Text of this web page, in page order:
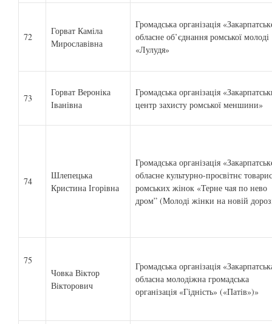
72
Горват Каміла
Мирославівна
Громадська організація
обласне об’єднання ромської молоді
«Лулудя»
73
Горват Вероніка
Іванівна
Громадська організація
центр захисту ромської меншини»
74
Шлепецька
Кристина Ігорівна
Громадська організація
обласне культурно-просвітнє
ромських жінок «Терне чая по нево
дром” (Молоді жінки на новій
75
Човка Віктор
Вікторович
Громадська організація
обласна молодіжна громадська
організація «Гідність» («Патів»)»